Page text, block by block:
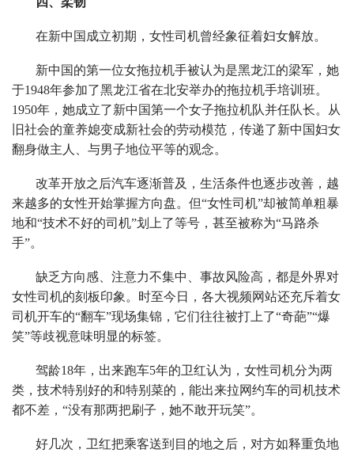
在新中国成立初期，女性司机曾经象征着妇女解放。
新中国的第一位女拖拉机手被认为是黑龙江的梁军，她
于1948年参加了黑龙江省在北安举办的拖拉机手培训班。
1950年，她成立了新中国第一个女子拖拉机队并任队长。从
旧社会的童养媳变成新社会的劳动模范，传递了新中国妇女
翻身做主人、与男子地位平等的观念。
改革开放之后汽车逐渐普及，生活条件也逐步改善，越
来越多的女性开始掌握方向盘。但“女性司机”却被简单粗暴
地和“技术不好的司机”划上了等号，甚至被称为“马路杀
手”。
缺乏方向感、注意力不集中、事故风险高，都是外界对
女性司机的刻板印象。时至今日，各大视频网站还充斥着女
司机开车的“翻车”现场集锦，它们往往被打上了“奇葩”“爆
笑”等歧视意味明显的标签。
驾龄18年，出来跑车5年的卫红认为，女性司机分为两
类，技术特别好的和特别菜的，能出来拉网约车的司机技术
都不差，“没有那两把刷子，她不敢开玩笑”。
好几次，卫红把乘客送到目的地之后，对方如释重负地